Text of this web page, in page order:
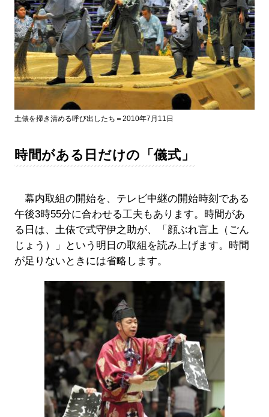
土俵を掃き清める呼び出したち＝2010年7月11日
時間がある日だけの「儀式」
幕内取組の開始を、テレビ中継の開始時刻である
午後3時55分に合わせる工夫もあります。時間があ
る日は、土俵で式守伊之助が、「顔ぶれ言上（ごん
じょう）」という明日の取組を読み上げます。時間
が足りないときには省略します。